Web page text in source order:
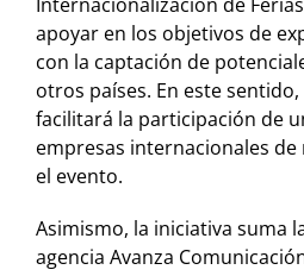
apoyar en los objetivos de
con la captación de
otros países. En este
facilitará la participación de
empresas internacionales
el evento.
Asimismo, la iniciativa suma
agencia Avanza